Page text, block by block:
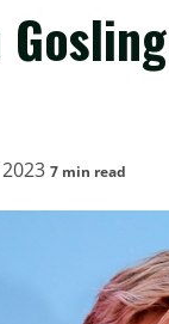
7 min read